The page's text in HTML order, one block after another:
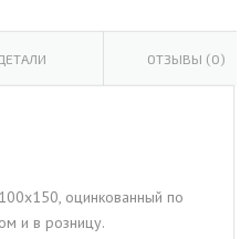
ОТЗЫВЫ (0)
оцинкованный по
и в розницу.